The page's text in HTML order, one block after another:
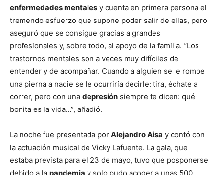
enfermedades mentales y cuenta en primera persona el
tremendo esfuerzo que supone poder salir de ellas, pero
aseguró que se consigue gracias a grandes
profesionales y, sobre todo, al apoyo de la familia. “Los
trastornos mentales son a veces muy difíciles de
entender y de acompañar. Cuando a alguien se le rompe
una pierna a nadie se le ocurriría decirle: tira, échate a
correr, pero con una depresión siempre te dicen: qué
bonita es la vida…”, añadió.
La noche fue presentada por Alejandro Aisa y contó con
la actuación musical de Vicky Lafuente. La gala, que
estaba prevista para el 23 de mayo, tuvo que posponerse
debido a la pandemia y solo pudo acoger a unas 500